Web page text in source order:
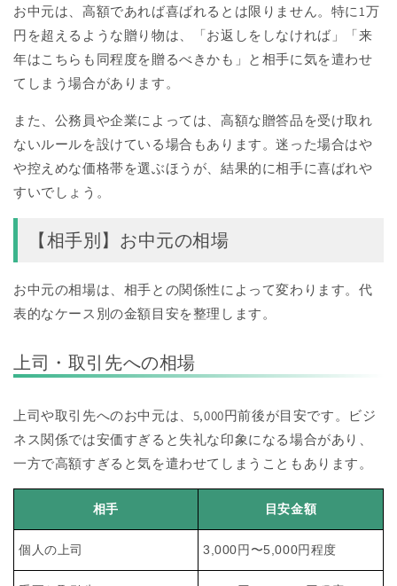
お中元は、高額であれば喜ばれるとは限りません。特に1万
円を超えるような贈り物は、「お返しをしなければ」「来
年はこちらも同程度を贈るべきかも」と相手に気を遣わせ
てしまう場合があります。
また、公務員や企業によっては、高額な贈答品を受け取れ
ないルールを設けている場合もあります。迷った場合はや
や控えめな価格帯を選ぶほうが、結果的に相手に喜ばれや
すいでしょう。
【相手別】お中元の相場
お中元の相場は、相手との関係性によって変わります。代
表的なケース別の金額目安を整理します。
上司・取引先への相場
上司や取引先へのお中元は、5,000円前後が目安です。ビジ
ネス関係では安価すぎると失礼な印象になる場合があり、
一方で高額すぎると気を遣わせてしまうこともあります。
相手 目安金額
個人の上司 3,000円〜5,000円程度